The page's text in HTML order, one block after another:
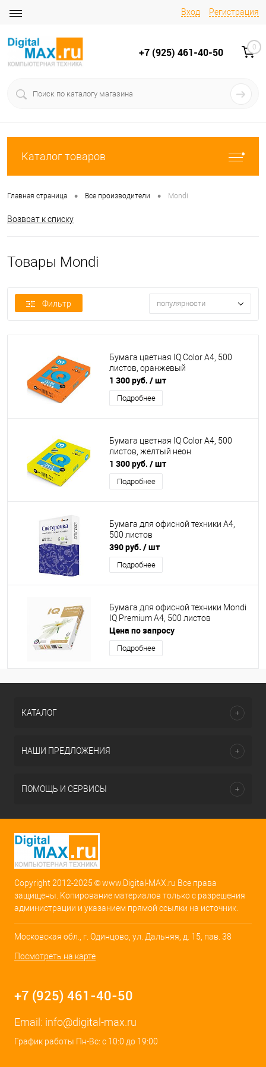
Вход Регистрация
+7 (925) 461-40-50 0
Каталог товаров
Главная страница • Все производители • Mondi
Возврат к списку
Товары Mondi
Фильтр популярности
Бумага цветная IQ Color А4, 500
листов, оранжевый
1 300 руб. / шт
Подробнее
Бумага цветная IQ Color А4, 500
листов, желтый неон
1 300 руб. / шт
Подробнее
Бумага для офисной техники А4,
500 листов
390 руб. / шт
Подробнее
Бумага для офисной техники Mondi
IQ Premium А4, 500 листов
Цена по запросу
Подробнее
КАТАЛОГ
НАШИ ПРЕДЛОЖЕНИЯ
ПОМОЩЬ И СЕРВИСЫ
Copyright 2012-2025 © www.Digital-MAX.ru Все права
защищены. Копирование материалов только с разрешения
администрации и указанием прямой ссылки на источник.
Московская обл., г. Одинцово, ул. Дальняя, д. 15, пав. 38
Посмотреть на карте
+7 (925) 461-40-50
Email: info@digital-max.ru
График работы Пн-Вс: с 10:0 до 19:00